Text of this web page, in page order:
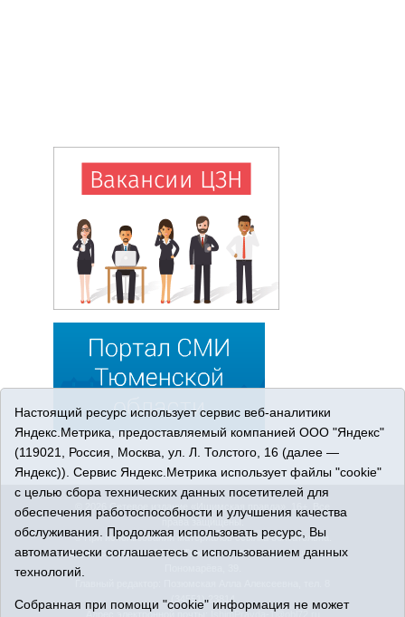
© 2026 Сетевое издание «Ишимская правда». 16+. Все
права защищены.
© При использовании материалов ссылка обязательна.
Адрес редакции: 627750 Тюменская область, г. Ишим, ул.
(34551) 23814
Адрес электронной почты:
IshimPravda-1@obl72.ru
Настоящий ресурс использует сервис веб-аналитики
Яндекс.Метрика, предоставляемый компанией ООО "Яндекс"
(119021, Россия, Москва, ул. Л. Толстого, 16 (далее —
Яндекс)). Сервис Яндекс.Метрика использует файлы "cookie"
с целью сбора технических данных посетителей для
обеспечения работоспособности и улучшения качества
обслуживания. Продолжая использовать ресурс, Вы
автоматически соглашаетесь с использованием данных
технологий.
Собранная при помощи "cookie" информация не может